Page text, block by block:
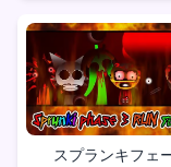
スプランキフェ